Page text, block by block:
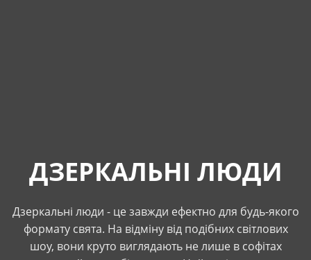
ДЗЕРКАЛЬНІ ЛЮДИ
Дзеркальні люди - це завжди ефектно для будь-якого
формату свята. На відміну від подібних світлових
шоу, вони круто виглядають не лише в софітах